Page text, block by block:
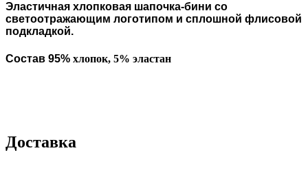
Эластичная хлопковая шапочка-бини со
светоотражающим логотипом и сплошной флисовой
подкладкой.
Состав 95% хлопок, 5% эластан
Доставка